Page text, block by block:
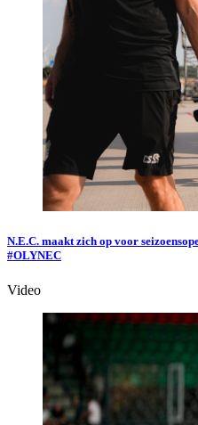
N.E.C. maakt zich op voor
#OLYNEC
Video